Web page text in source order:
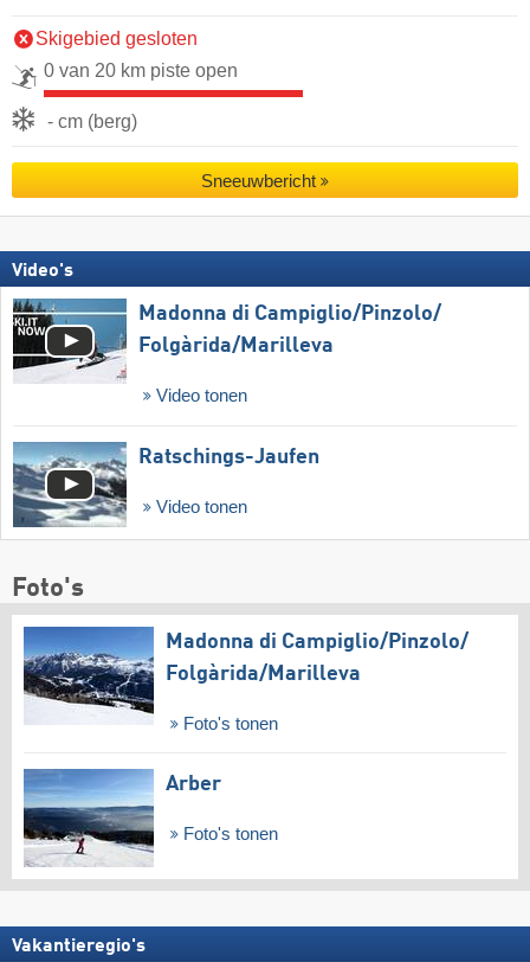
Skigebied gesloten
0 van 20 km piste open
- cm (berg)
Sneeuwbericht
Video's
Madonna di Campiglio/​Pinzolo/​
Folgàrida/​Marilleva
Video tonen
Ratschings-Jaufen
Video tonen
Foto's
Madonna di Campiglio/​Pinzolo/​
Folgàrida/​Marilleva
Foto's tonen
Arber
Foto's tonen
Vakantieregio's